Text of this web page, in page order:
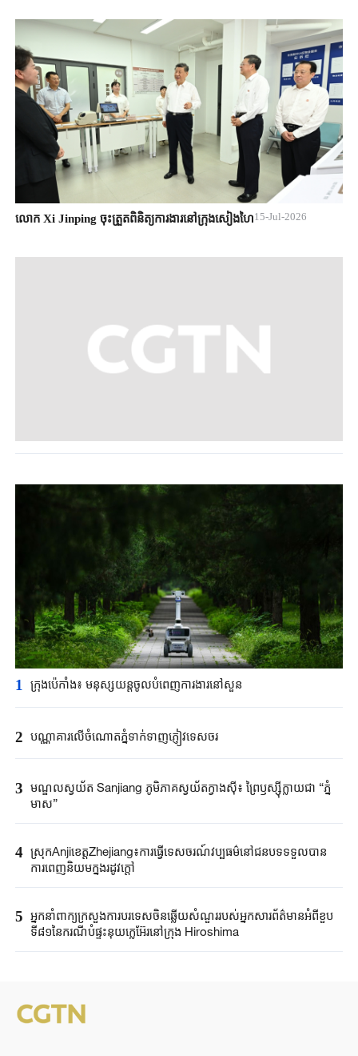
លោក Xi Jinping ចុះត្រួតពិនិត្យការងារនៅក្រុងសៀងហៃ15-Jul-2026
1 ក្រុងប៉េកាំង​៖ មនុស្សយន្ត​ចូលបំពេញ​ការងារនៅសួន​​
2 បណ្ណាគារលើចំណោតភ្នំទាក់ទាញភ្ញៀវទេសចរ
3 មណ្ឌលស្វយ័ត Sanjiang ភូមិភាគស្វយ័តក្វាងស៊ី៖ ព្រៃឫស្ស៊ីក្លាយជា “ភ្នំ
មាស”
4 ស្រុកAnjiខេត្តZhejiang៖ការធ្វើទេសចរណ៍វប្បធម៌នៅជនបទទទួលបាន
ការពេញនិយមក្នុងរដូវក្តៅ
5 អ្នកនាំពាក្យ​ក្រសួងការបរទេស​ចិនឆ្លើយសំណួរ​របស់​អ្នកសារព័ត៌មាន​អំពីខួប​
ទី៨១នៃ​ករណី​បំផ្ទុះនុយក្លេអ៊ែរ​នៅក្រុង ​Hiroshima ​